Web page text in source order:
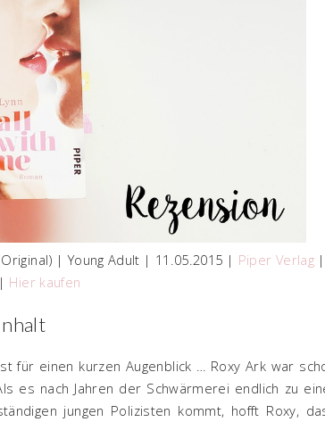
| Young Adult | 11.05.2015 | Piper Verlag |
Hier kaufen
für einen kurzen Augenblick … Roxy Ark war
es nach Jahren der Schwärmerei endlich zu
jungen Polizisten kommt, hofft Roxy,